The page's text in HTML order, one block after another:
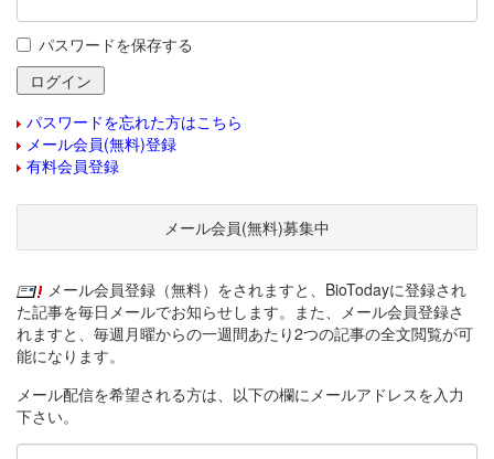
パスワードを保存する
パスワードを忘れた方はこちら
メール会員(無料)登録
有料会員登録
メール会員(無料)募集中
メール会員登録（無料）をされますと、BioTodayに登録され
た記事を毎日メールでお知らせします。また、メール会員登録さ
れますと、毎週月曜からの一週間あたり2つの記事の全文閲覧が可
能になります。
メール配信を希望される方は、以下の欄にメールアドレスを入力
下さい。